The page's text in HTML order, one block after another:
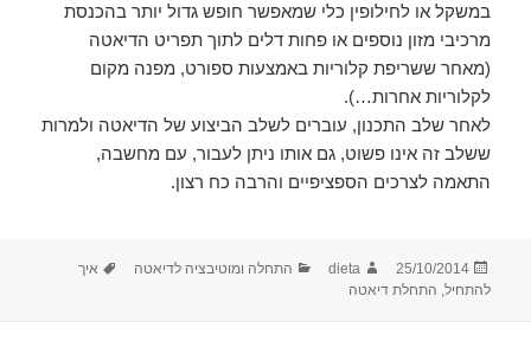
במשקל או לחילופין כלי שמאפשר חופש גדול יותר בהכנסת
מרכיבי מזון נוספים או פחות דלים לתוך תפריט הדיאטה
(מאחר ששריפת קלוריות באמצעות ספורט, מפנה מקום
לקלוריות אחרות…).
לאחר שלב התכנון, עוברים לשלב הביצוע של הדיאטה ולמרות
ששלב זה אינו פשוט, גם אותו ניתן לעבור, עם מחשבה,
התאמה לצרכים הספציפיים והרבה כח רצון.
פורסם
בתאריך
25/10/2014 מחבר
dieta קטגוריות
התחלה ומוטיבציה לדיאטה תגיות
איך
להתחיל, התחלת דיאטה